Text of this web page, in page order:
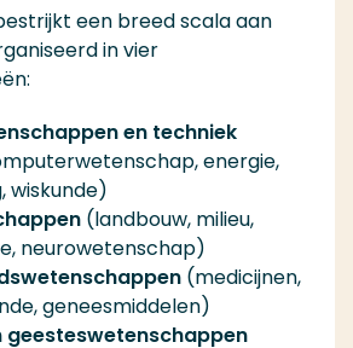
een breed scala aan
in vier
en techniek
energie,
wiskunde)
(landbouw, milieu,
neurowetenschap)
(medicijnen,
geneesmiddelen)
geesteswetenschappen